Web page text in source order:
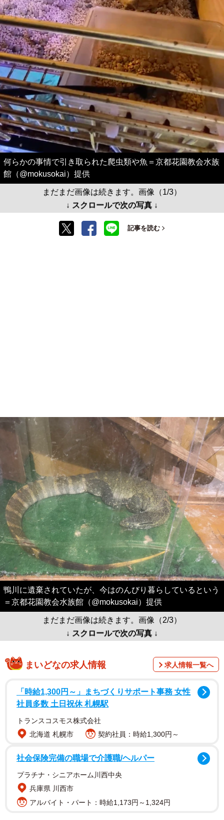
何らかの事情で引き取られた爬虫類や魚＝京都花園教会水族
館（@mokusokai）提供
まだまだ画像は続きます。画像（1/3）
↓ スクロールで次の写真 ↓
記事を読む
鴨川に遺棄されていたが、今はのんびり暮らしているという
＝京都花園教会水族館（@mokusokai）提供
まだまだ画像は続きます。画像（2/3）
↓ スクロールで次の写真 ↓
まいどなの求人情報 求人情報一覧へ
「時給1,300円～」まちづくりサポート事務 女性
社員多数 土日祝休 札幌駅
トランスコスモス株式会社
北海道 札幌市
契約社員：時給1,300円～
社会保険完備の職場で介護職/ヘルパー
プラチナ・シニアホーム川西中央
兵庫県 川西市
アルバイト・パート：時給1,173円～1,324円